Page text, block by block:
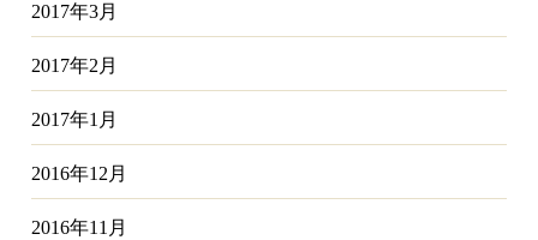
2017年3月
2017年2月
2017年1月
2016年12月
2016年11月